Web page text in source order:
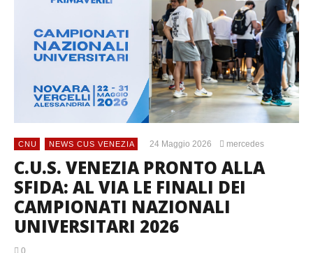
CNU NEWS CUS VENEZIA 24 Maggio 2026 mercedes
C.U.S. VENEZIA PRONTO ALLA
SFIDA: AL VIA LE FINALI DEI
CAMPIONATI NAZIONALI
UNIVERSITARI 2026
0